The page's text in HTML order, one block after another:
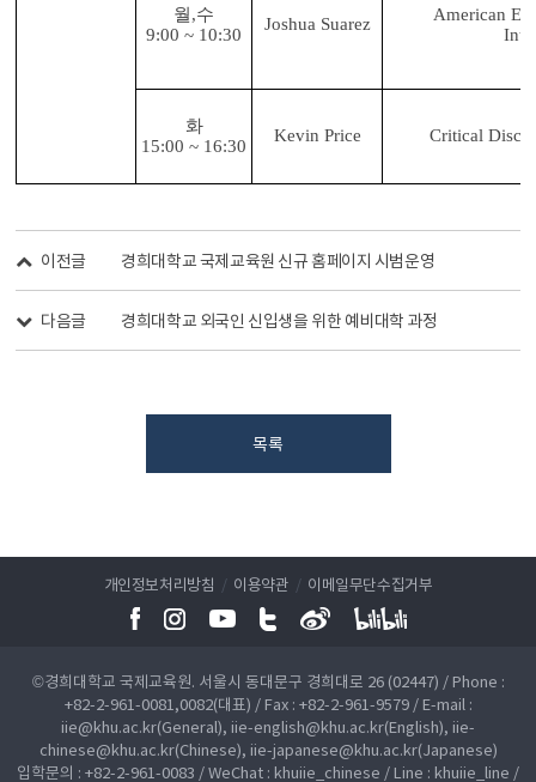
월,수
9:00 ~ 10:30
Joshua Suarez
American
화
15:00 ~ 16:30
Kevin Price Critical
이전글 경희대학교 국제교육원 신규 홈페이지 시범운영
다음글 경희대학교 외국인 신입생을 위한 예비대학 과정
목록
개인정보처리방침 / 이용약관 / 이메일무단수집거부
©경희대학교 국제교육원. 서울시 동대문구 경희대로 26 (02447) / Phone :
+82-2-961-0081,0082(대표) / Fax : +82-2-961-9579 / E-mail :
iie@khu.ac.kr(General), iie-english@khu.ac.kr(English), iie-
chinese@khu.ac.kr(Chinese), iie-japanese@khu.ac.kr(Japanese)
입학문의 : +82-2-961-0083 / WeChat : khuiie_chinese / Line : khuiie_line /